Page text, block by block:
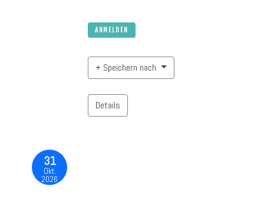
ANMELDEN
Speichern nach
Details
31
Okt.
2026